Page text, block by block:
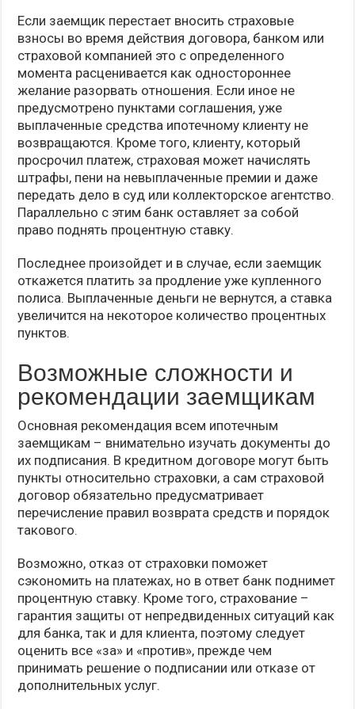
Если заемщик перестает вносить страховые
взносы во время действия договора, банком или
страховой компанией это с определенного
момента расценивается как одностороннее
желание разорвать отношения. Если иное не
предусмотрено пунктами соглашения, уже
выплаченные средства ипотечному клиенту не
возвращаются. Кроме того, клиенту, который
просрочил платеж, страховая может начислять
штрафы, пени на невыплаченные премии и даже
передать дело в суд или коллекторское агентство.
Параллельно с этим банк оставляет за собой
право поднять процентную ставку.
Последнее произойдет и в случае, если заемщик
откажется платить за продление уже купленного
полиса. Выплаченные деньги не вернутся, а ставка
увеличится на некоторое количество процентных
пунктов.
Возможные сложности и
рекомендации заемщикам
Основная рекомендация всем ипотечным
заемщикам – внимательно изучать документы до
их подписания. В кредитном договоре могут быть
пункты относительно страховки, а сам страховой
договор обязательно предусматривает
перечисление правил возврата средств и порядок
такового.
Возможно, отказ от страховки поможет
сэкономить на платежах, но в ответ банк поднимет
процентную ставку. Кроме того, страхование –
гарантия защиты от непредвиденных ситуаций как
для банка, так и для клиента, поэтому следует
оценить все «за» и «против», прежде чем
принимать решение о подписании или отказе от
дополнительных услуг.